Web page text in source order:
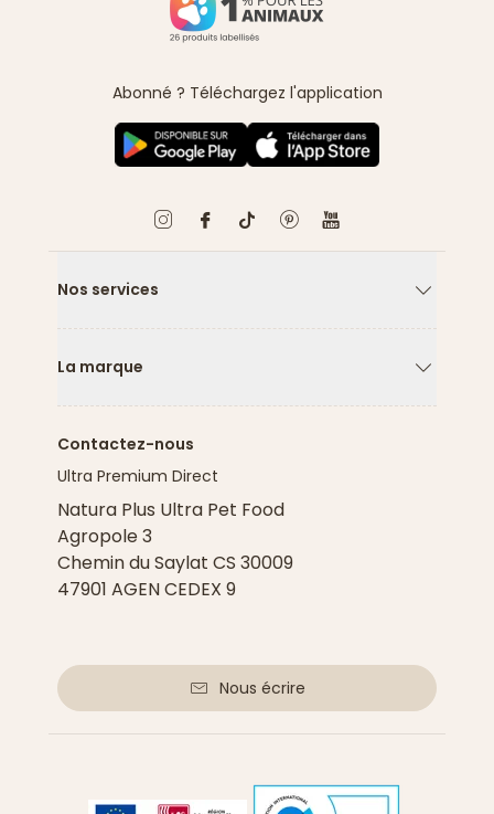
Abonné ? Téléchargez l'application
Nos services
La marque
Contactez-nous
Ultra Premium Direct
Natura Plus Ultra Pet Food
Agropole 3
Chemin du Saylat CS 30009
47901 AGEN CEDEX 9
Nous écrire